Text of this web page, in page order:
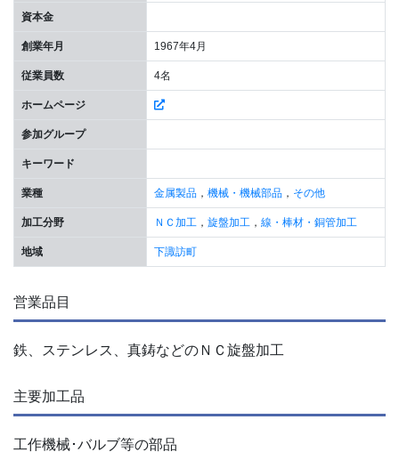
資本金
創業年月 1967年4月
従業員数 4名
ホームページ
参加グループ
キーワード
業種 金属製品， 機械・機械部品， その他
加工分野 ＮＣ加工， 旋盤加工， 線・棒材・銅管加工
地域 下諏訪町
営業品目
鉄、ステンレス、真鋳などのＮＣ旋盤加工
主要加工品
工作機械･バルブ等の部品